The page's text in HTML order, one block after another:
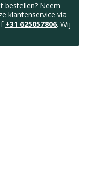
bestellen? Neem
klantenservice via
+31 625057806. Wij